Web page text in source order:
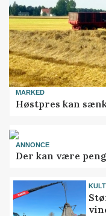
MARKED
Høstpres kan
ANNONCE
Der kan være